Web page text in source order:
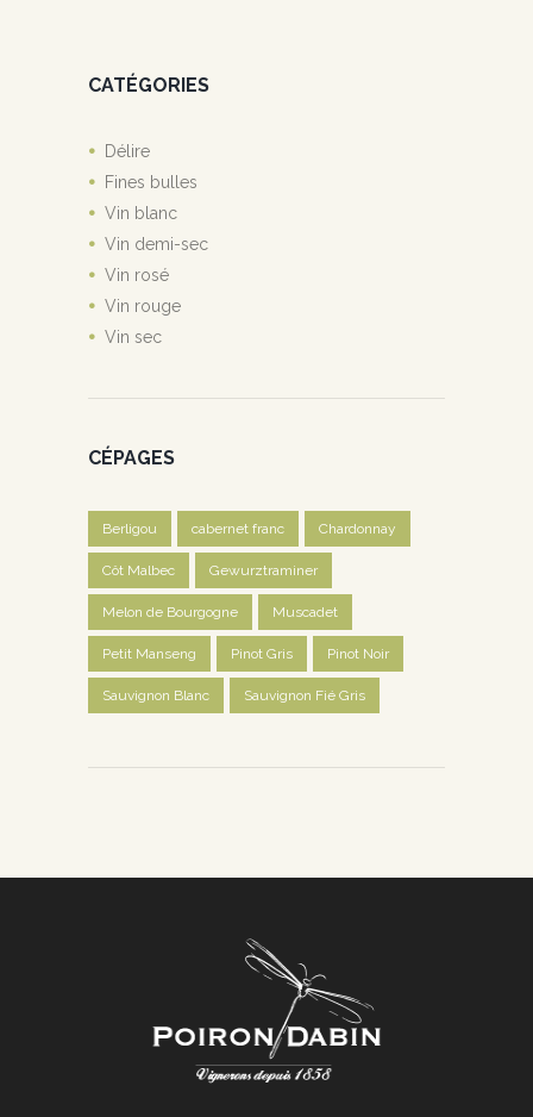
CATÉGORIES
Délire
Fines bulles
Vin blanc
Vin demi-sec
Vin rosé
Vin rouge
Vin sec
CÉPAGES
Berligou cabernet franc Chardonnay
Côt Malbec Gewurztraminer
Melon de Bourgogne Muscadet
Petit Manseng Pinot Gris Pinot Noir
Sauvignon Blanc Sauvignon Fié Gris